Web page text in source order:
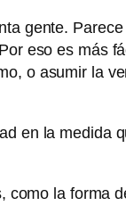
gente.
eso es más
o asumir la
en la medida
como la forma